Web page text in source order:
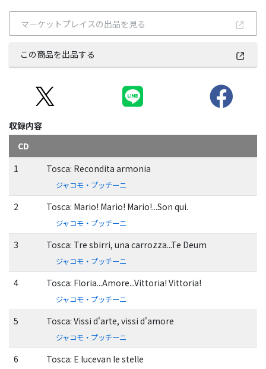
マーケットプレイスの出品を見る
この商品を出品する
収録内容
CD
1
Tosca: Recondita armonia
ジャコモ・プッチーニ
2 Tosca: Mario! Mario! Mario!...Son qui.
ジャコモ・プッチーニ
3 Tosca: Tre sbirri, una carrozza...Te Deum
ジャコモ・プッチーニ
4 Tosca: Floria...Amore...Vittoria! Vittoria!
ジャコモ・プッチーニ
5 Tosca: Vissi d'arte, vissi d'amore
ジャコモ・プッチーニ
6 Tosca: E lucevan le stelle